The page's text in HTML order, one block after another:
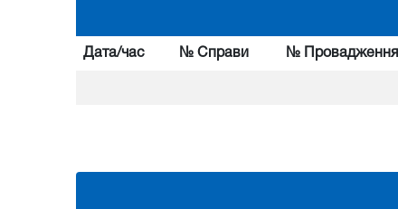
Дата/час № Справи № Провадження